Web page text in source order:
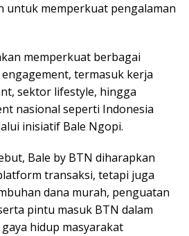
untuk memperkuat pengalaman
memperkuat berbagai
termasuk kerja
sektor lifestyle, hingga
nasional seperti Indonesia
inisiatif Bale Ngopi.
Bale by BTN diharapkan
transaksi, tetapi juga
dana murah, penguatan
pintu masuk BTN dalam
hidup masyarakat